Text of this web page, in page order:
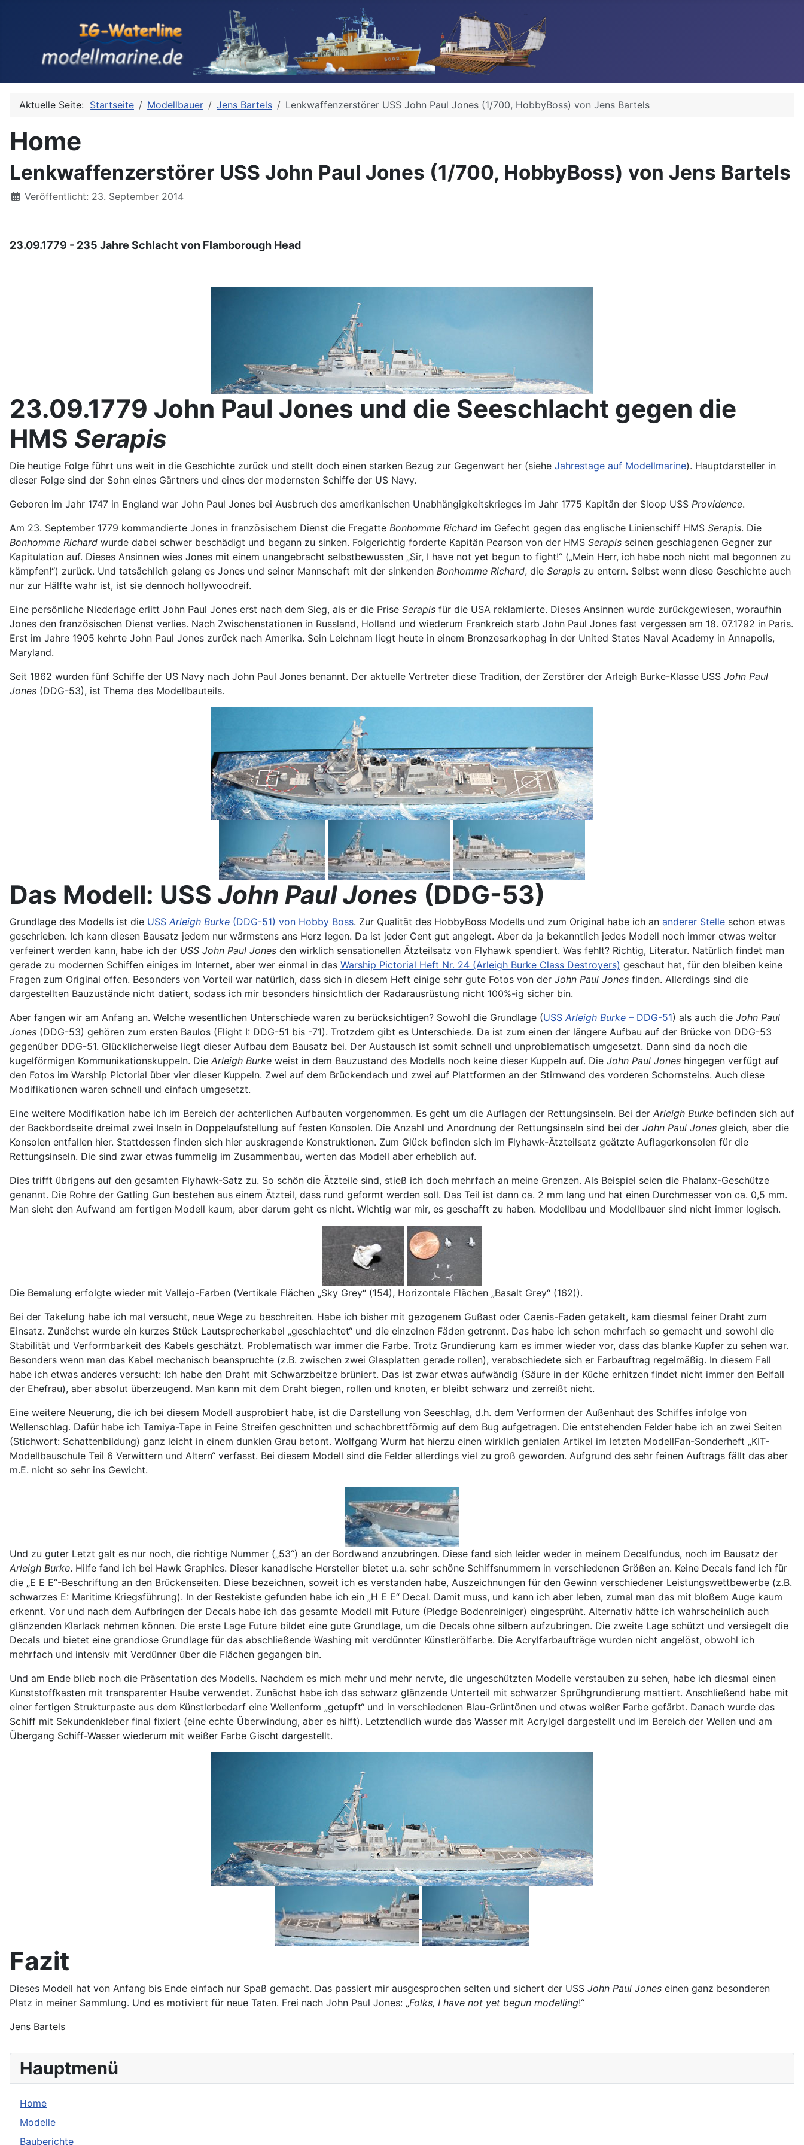
Hauptmenü
Home
Modelle
Bauberichte
Aktuelle Seite: Startseite Modellbauer Jens Bartels Lenkwaffenzerstörer USS John Paul Jones (1/700, HobbyBoss) von Jens Bartels
Home
Lenkwaffenzerstörer USS John Paul Jones (1/700, HobbyBoss) von Jens Bartels
Details
Veröffentlicht: 23. September 2014
23.09.1779 - 235 Jahre Schlacht von Flamborough Head
23.09.1779 John Paul Jones und die Seeschlacht gegen die
HMS Serapis
Die heutige Folge führt uns weit in die Geschichte zurück und stellt doch einen starken Bezug zur Gegenwart her (siehe Jahrestage auf Modellmarine). Hauptdarsteller in
dieser Folge sind der Sohn eines Gärtners und eines der modernsten Schiffe der US Navy.
Geboren im Jahr 1747 in England war John Paul Jones bei Ausbruch des amerikanischen Unabhängigkeitskrieges im Jahr 1775 Kapitän der Sloop USS Providence.
Am 23. September 1779 kommandierte Jones in französischem Dienst die Fregatte Bonhomme Richard im Gefecht gegen das englische Linienschiff HMS Serapis. Die
Bonhomme Richard wurde dabei schwer beschädigt und begann zu sinken. Folgerichtig forderte Kapitän Pearson von der HMS Serapis seinen geschlagenen Gegner zur
Kapitulation auf. Dieses Ansinnen wies Jones mit einem unangebracht selbstbewussten „Sir, I have not yet begun to fight!“ („Mein Herr, ich habe noch nicht mal begonnen zu
kämpfen!“) zurück. Und tatsächlich gelang es Jones und seiner Mannschaft mit der sinkenden Bonhomme Richard, die Serapis zu entern. Selbst wenn diese Geschichte auch
nur zur Hälfte wahr ist, ist sie dennoch hollywoodreif.
Eine persönliche Niederlage erlitt John Paul Jones erst nach dem Sieg, als er die Prise Serapis für die USA reklamierte. Dieses Ansinnen wurde zurückgewiesen, woraufhin
Jones den französischen Dienst verlies. Nach Zwischenstationen in Russland, Holland und wiederum Frankreich starb John Paul Jones fast vergessen am 18. 07.1792 in Paris.
Erst im Jahre 1905 kehrte John Paul Jones zurück nach Amerika. Sein Leichnam liegt heute in einem Bronzesarkophag in der United States Naval Academy in Annapolis,
Maryland.
Seit 1862 wurden fünf Schiffe der US Navy nach John Paul Jones benannt. Der aktuelle Vertreter diese Tradition, der Zerstörer der Arleigh Burke-Klasse USS John Paul
Jones (DDG-53), ist Thema des Modellbauteils.
Das Modell: USS John Paul Jones (DDG-53)
Grundlage des Modells ist die USS Arleigh Burke (DDG-51) von Hobby Boss. Zur Qualität des HobbyBoss Modells und zum Original habe ich an anderer Stelle schon etwas
geschrieben. Ich kann diesen Bausatz jedem nur wärmstens ans Herz legen. Da ist jeder Cent gut angelegt. Aber da ja bekanntlich jedes Modell noch immer etwas weiter
verfeinert werden kann, habe ich der USS John Paul Jones den wirklich sensationellen Ätzteilsatz von Flyhawk spendiert. Was fehlt? Richtig, Literatur. Natürlich findet man
gerade zu modernen Schiffen einiges im Internet, aber wer einmal in das Warship Pictorial Heft Nr. 24 (Arleigh Burke Class Destroyers) geschaut hat, für den bleiben keine
Fragen zum Original offen. Besonders von Vorteil war natürlich, dass sich in diesem Heft einige sehr gute Fotos von der John Paul Jones finden. Allerdings sind die
dargestellten Bauzustände nicht datiert, sodass ich mir besonders hinsichtlich der Radarausrüstung nicht 100%-ig sicher bin.
Aber fangen wir am Anfang an. Welche wesentlichen Unterschiede waren zu berücksichtigen? Sowohl die Grundlage (USS Arleigh Burke – DDG-51) als auch die John Paul
Jones (DDG-53) gehören zum ersten Baulos (Flight I: DDG-51 bis -71). Trotzdem gibt es Unterschiede. Da ist zum einen der längere Aufbau auf der Brücke von DDG-53
gegenüber DDG-51. Glücklicherweise liegt dieser Aufbau dem Bausatz bei. Der Austausch ist somit schnell und unproblematisch umgesetzt. Dann sind da noch die
kugelförmigen Kommunikationskuppeln. Die Arleigh Burke weist in dem Bauzustand des Modells noch keine dieser Kuppeln auf. Die John Paul Jones hingegen verfügt auf
den Fotos im Warship Pictorial über vier dieser Kuppeln. Zwei auf dem Brückendach und zwei auf Plattformen an der Stirnwand des vorderen Schornsteins. Auch diese
Modifikationen waren schnell und einfach umgesetzt.
Eine weitere Modifikation habe ich im Bereich der achterlichen Aufbauten vorgenommen. Es geht um die Auflagen der Rettungsinseln. Bei der Arleigh Burke befinden sich auf
der Backbordseite dreimal zwei Inseln in Doppelaufstellung auf festen Konsolen. Die Anzahl und Anordnung der Rettungsinseln sind bei der John Paul Jones gleich, aber die
Konsolen entfallen hier. Stattdessen finden sich hier auskragende Konstruktionen. Zum Glück befinden sich im Flyhawk-Ätzteilsatz geätzte Auflagerkonsolen für die
Rettungsinseln. Die sind zwar etwas fummelig im Zusammenbau, werten das Modell aber erheblich auf.
Dies trifft übrigens auf den gesamten Flyhawk-Satz zu. So schön die Ätzteile sind, stieß ich doch mehrfach an meine Grenzen. Als Beispiel seien die Phalanx-Geschütze
genannt. Die Rohre der Gatling Gun bestehen aus einem Ätzteil, dass rund geformt werden soll. Das Teil ist dann ca. 2 mm lang und hat einen Durchmesser von ca. 0,5 mm.
Man sieht den Aufwand am fertigen Modell kaum, aber darum geht es nicht. Wichtig war mir, es geschafft zu haben. Modellbau und Modellbauer sind nicht immer logisch.
Die Bemalung erfolgte wieder mit Vallejo-Farben (Vertikale Flächen „Sky Grey“ (154), Horizontale Flächen „Basalt Grey“ (162)).
Bei der Takelung habe ich mal versucht, neue Wege zu beschreiten. Habe ich bisher mit gezogenem Gußast oder Caenis-Faden getakelt, kam diesmal feiner Draht zum
Einsatz. Zunächst wurde ein kurzes Stück Lautsprecherkabel „geschlachtet“ und die einzelnen Fäden getrennt. Das habe ich schon mehrfach so gemacht und sowohl die
Stabilität und Verformbarkeit des Kabels geschätzt. Problematisch war immer die Farbe. Trotz Grundierung kam es immer wieder vor, dass das blanke Kupfer zu sehen war.
Besonders wenn man das Kabel mechanisch beanspruchte (z.B. zwischen zwei Glasplatten gerade rollen), verabschiedete sich er Farbauftrag regelmäßig. In diesem Fall
habe ich etwas anderes versucht: Ich habe den Draht mit Schwarzbeitze brüniert. Das ist zwar etwas aufwändig (Säure in der Küche erhitzen findet nicht immer den Beifall
der Ehefrau), aber absolut überzeugend. Man kann mit dem Draht biegen, rollen und knoten, er bleibt schwarz und zerreißt nicht.
Eine weitere Neuerung, die ich bei diesem Modell ausprobiert habe, ist die Darstellung von Seeschlag, d.h. dem Verformen der Außenhaut des Schiffes infolge von
Wellenschlag. Dafür habe ich Tamiya-Tape in Feine Streifen geschnitten und schachbrettförmig auf dem Bug aufgetragen. Die entstehenden Felder habe ich an zwei Seiten
(Stichwort: Schattenbildung) ganz leicht in einem dunklen Grau betont. Wolfgang Wurm hat hierzu einen wirklich genialen Artikel im letzten ModellFan-Sonderheft „KIT-
Modellbauschule Teil 6 Verwittern und Altern“ verfasst. Bei diesem Modell sind die Felder allerdings viel zu groß geworden. Aufgrund des sehr feinen Auftrags fällt das aber
m.E. nicht so sehr ins Gewicht.
Und zu guter Letzt galt es nur noch, die richtige Nummer („53“) an der Bordwand anzubringen. Diese fand sich leider weder in meinem Decalfundus, noch im Bausatz der
Arleigh Burke. Hilfe fand ich bei Hawk Graphics. Dieser kanadische Hersteller bietet u.a. sehr schöne Schiffsnummern in verschiedenen Größen an. Keine Decals fand ich für
die „E E E“-Beschriftung an den Brückenseiten. Diese bezeichnen, soweit ich es verstanden habe, Auszeichnungen für den Gewinn verschiedener Leistungswettbewerbe (z.B.
schwarzes E: Maritime Kriegsführung). In der Restekiste gefunden habe ich ein „H E E“ Decal. Damit muss, und kann ich aber leben, zumal man das mit bloßem Auge kaum
erkennt. Vor und nach dem Aufbringen der Decals habe ich das gesamte Modell mit Future (Pledge Bodenreiniger) eingesprüht. Alternativ hätte ich wahrscheinlich auch
glänzenden Klarlack nehmen können. Die erste Lage Future bildet eine gute Grundlage, um die Decals ohne silbern aufzubringen. Die zweite Lage schützt und versiegelt die
Decals und bietet eine grandiose Grundlage für das abschließende Washing mit verdünnter Künstlerölfarbe. Die Acrylfarbaufträge wurden nicht angelöst, obwohl ich
mehrfach und intensiv mit Verdünner über die Flächen gegangen bin.
Und am Ende blieb noch die Präsentation des Modells. Nachdem es mich mehr und mehr nervte, die ungeschützten Modelle verstauben zu sehen, habe ich diesmal einen
Kunststoffkasten mit transparenter Haube verwendet. Zunächst habe ich das schwarz glänzende Unterteil mit schwarzer Sprühgrundierung mattiert. Anschließend habe mit
einer fertigen Strukturpaste aus dem Künstlerbedarf eine Wellenform „getupft“ und in verschiedenen Blau-Grüntönen und etwas weißer Farbe gefärbt. Danach wurde das
Schiff mit Sekundenkleber final fixiert (eine echte Überwindung, aber es hilft). Letztendlich wurde das Wasser mit Acrylgel dargestellt und im Bereich der Wellen und am
Übergang Schiff-Wasser wiederum mit weißer Farbe Gischt dargestellt.
Fazit
Dieses Modell hat von Anfang bis Ende einfach nur Spaß gemacht. Das passiert mir ausgesprochen selten und sichert der USS John Paul Jones einen ganz besonderen
Platz in meiner Sammlung. Und es motiviert für neue Taten. Frei nach John Paul Jones: „Folks, I have not yet begun modelling!“
Jens Bartels